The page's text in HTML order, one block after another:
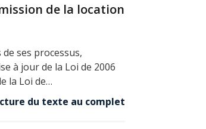
de la location
ses processus,
à jour de la Loi de 2006
la Loi de…
du texte au complet